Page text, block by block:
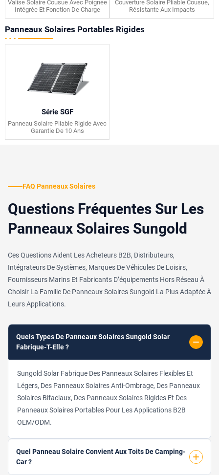
Valise Solaire Cousue Avec Poignée
Intégrée Et Fonction De Charge
Couverture Solaire Pliable Cousue,
Résistante Aux Impacts
Panneaux Solaires Portables Rigides
Série SGF
Panneau Solaire Pliable Rigide Avec
Garantie De 10 Ans
FAQ Panneaux Solaires
Questions Fréquentes Sur Les
Panneaux Solaires Sungold
Ces Questions Aident Les Acheteurs B2B, Distributeurs,
Intégrateurs De Systèmes, Marques De Véhicules De Loisirs,
Fournisseurs Marins Et Fabricants D’équipements Hors Réseau À
Choisir La Famille De Panneaux Solaires Sungold La Plus Adaptée À
Leurs Applications.
Quels Types De Panneaux Solaires Sungold Solar
Fabrique-T-Elle ?
Sungold Solar Fabrique Des Panneaux Solaires Flexibles Et
Légers, Des Panneaux Solaires Anti-Ombrage, Des Panneaux
Solaires Bifaciaux, Des Panneaux Solaires Rigides Et Des
Panneaux Solaires Portables Pour Les Applications B2B
OEM/ODM.
Quel Panneau Solaire Convient Aux Toits De Camping-
Car ?